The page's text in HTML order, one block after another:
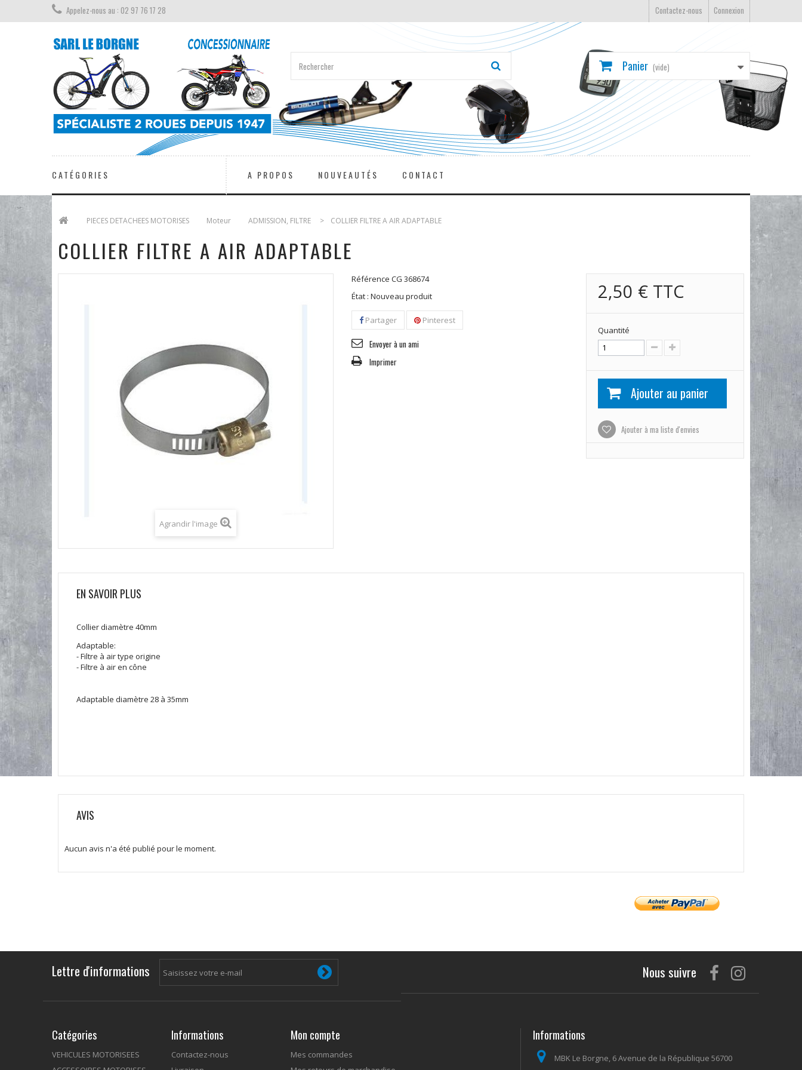
Connexion
Contactez-nous
Appelez-nous au : 02 97 76 17 28
Panier (vide)
CATÉGORIES A PROPOS NOUVEAUTÉS CONTACT
PIECES DETACHEES MOTORISES Moteur ADMISSION, FILTRE > COLLIER FILTRE A AIR ADAPTABLE
COLLIER FILTRE A AIR ADAPTABLE
Agrandir l'image
Référence CG 368674
État : Nouveau produit
Partager Pinterest
Envoyer à un ami
Imprimer
2,50 €TTC
Quantité
Ajouter au panier
Ajouter à ma liste d'envies
EN SAVOIR PLUS
Collier diamètre 40mm
Adaptable:
- Filtre à air type origine
- Filtre à air en cône
Adaptable diamètre 28 à 35mm
AVIS
Aucun avis n'a été publié pour le moment.
Lettre d'informations Nous suivre
Catégories
VEHICULES MOTORISEES
Informations
Contactez-nous
Mon compte
Mes commandes
Informations
MBK Le Borgne, 6 Avenue de la République 56700